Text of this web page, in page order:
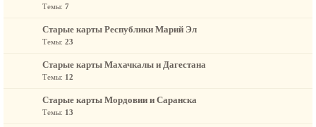
Темы: 7
Старые карты Республики Марий Эл
Темы: 23
Старые карты Махачкалы и Дагестана
Темы: 12
Старые карты Мордовии и Саранска
Темы: 13